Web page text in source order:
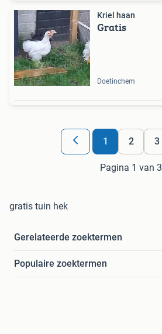
Kriel haan
Gratis
Doetinchem
1 2 3
Pagina 1 van 3
gratis tuin hek
Gerelateerde zoektermen
Populaire zoektermen